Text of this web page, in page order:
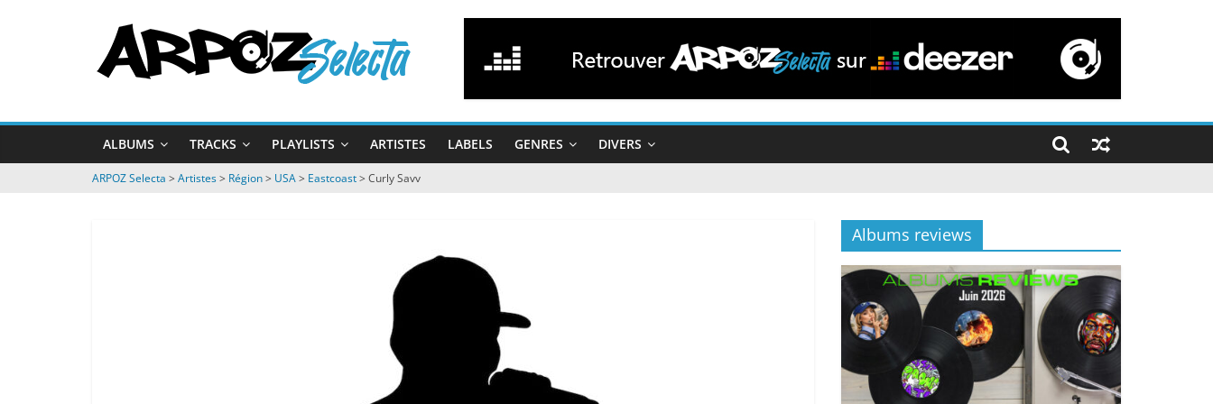
ARPOZ
Selecta
by
ARPOZ
&
ALBUMS TRACKS PLAYLISTS ARTISTES LABELS GENRES DIVERS
ARPOZ Selecta > Artistes> Région> USA> Eastcoast> Curly Savv
Albums reviews